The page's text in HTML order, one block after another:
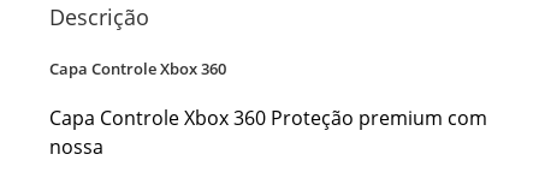
Descrição
Capa Controle Xbox 360
Capa Controle Xbox 360 Proteção premium com
nossa